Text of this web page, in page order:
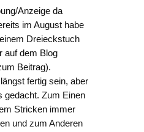
Anzeige da
im August habe
Dreieckstuch
auf dem Blog
Beitrag).
fertig sein, aber
gedacht. Zum Einen
Stricken immer
und zum Anderen